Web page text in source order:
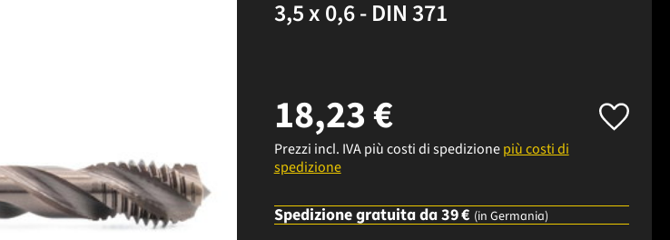
3,5 x 0,6 - DIN 371
18,23 €
Prezzi incl. IVA più costi di spedizionepiù costi di
spedizione
Spedizione gratuita da 39 € (in Germania)